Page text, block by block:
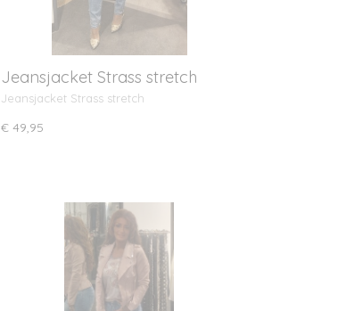
Jeansjacket Strass stretch
Jeansjacket Strass stretch
€ 49,95